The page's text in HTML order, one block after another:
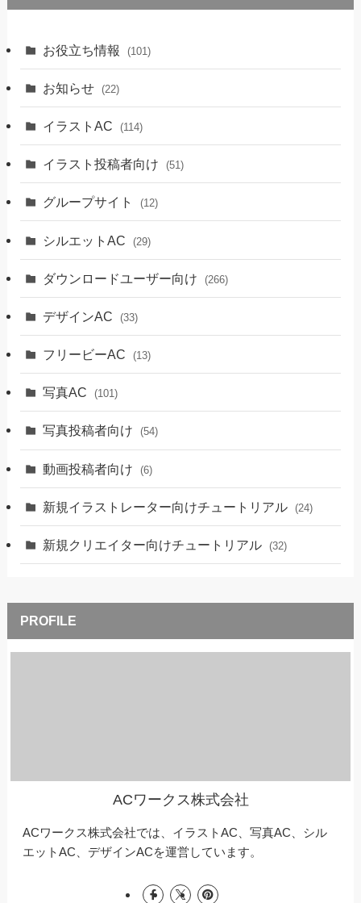
お役立ち情報 (101)
お知らせ (22)
イラストAC (114)
イラスト投稿者向け (51)
グループサイト (12)
シルエットAC (29)
ダウンロードユーザー向け (266)
デザインAC (33)
フリービーAC (13)
写真AC (101)
写真投稿者向け (54)
動画投稿者向け (6)
新規イラストレーター向けチュートリアル (24)
新規クリエイター向けチュートリアル (32)
ACワークス株式会社
ACワークス株式会社では、イラストAC、写真AC、シル
エットAC、デザインACを運営しています。